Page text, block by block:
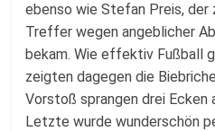
ebenso wie Stefan Preis, der
Treffer wegen angeblicher
bekam. Wie effektiv Fußball
zeigten dagegen die
Vorstoß sprangen drei Ecken
Letzte wurde wunderschön